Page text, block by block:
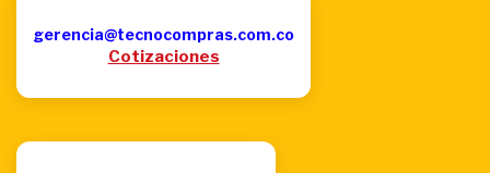
gerencia@tecnocompras.com.co
Cotizaciones